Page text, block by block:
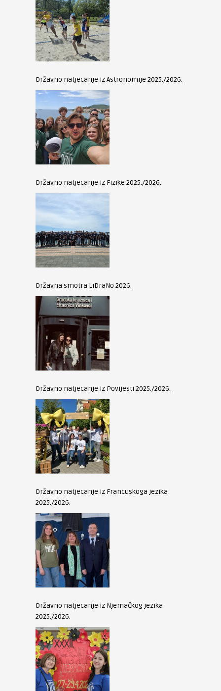
Državno natjecanje iz Astronomije 2025./2026.
Državno natjecanje iz Fizike 2025./2026.
Državna smotra LiDraNo 2026.
Državno natjecanje iz Povijesti 2025./2026.
Državno natjecanje iz Francuskoga jezika
2025./2026.
Državno natjecanje iz Njemačkog jezika
2025./2026.